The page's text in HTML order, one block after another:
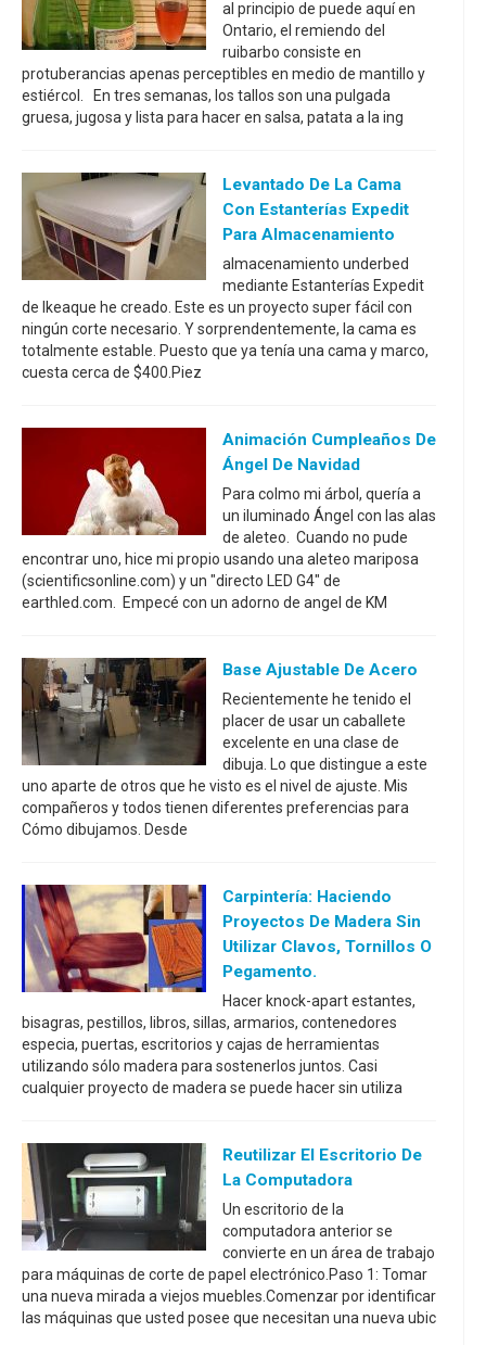
al principio de puede aquí en
Ontario, el remiendo del
ruibarbo consiste en
protuberancias apenas perceptibles en medio de mantillo y
estiércol. En tres semanas, los tallos son una pulgada
gruesa, jugosa y lista para hacer en salsa, patata a la ing
Levantado De La Cama
Con Estanterías Expedit
Para Almacenamiento
almacenamiento underbed
mediante Estanterías Expedit
de Ikeaque he creado. Este es un proyecto super fácil con
ningún corte necesario. Y sorprendentemente, la cama es
totalmente estable. Puesto que ya tenía una cama y marco,
cuesta cerca de $400.Piez
Animación Cumpleaños De
Ángel De Navidad
Para colmo mi árbol, quería a
un iluminado Ángel con las alas
de aleteo. Cuando no pude
encontrar uno, hice mi propio usando una aleteo mariposa
(scientificsonline.com) y un "directo LED G4" de
earthled.com. Empecé con un adorno de angel de KM
Base Ajustable De Acero
Recientemente he tenido el
placer de usar un caballete
excelente en una clase de
dibuja. Lo que distingue a este
uno aparte de otros que he visto es el nivel de ajuste. Mis
compañeros y todos tienen diferentes preferencias para
Cómo dibujamos. Desde
Carpintería: Haciendo
Proyectos De Madera Sin
Utilizar Clavos, Tornillos O
Pegamento.
Hacer knock-apart estantes,
bisagras, pestillos, libros, sillas, armarios, contenedores
especia, puertas, escritorios y cajas de herramientas
utilizando sólo madera para sostenerlos juntos. Casi
cualquier proyecto de madera se puede hacer sin utiliza
Reutilizar El Escritorio De
La Computadora
Un escritorio de la
computadora anterior se
convierte en un área de trabajo
para máquinas de corte de papel electrónico.Paso 1: Tomar
una nueva mirada a viejos muebles.Comenzar por identificar
las máquinas que usted posee que necesitan una nueva ubic